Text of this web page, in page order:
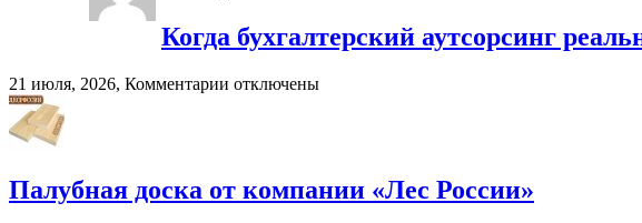
Когда бухгалтерский аутсорсинг
21 июля, 2026, Комментарии к
реально
экономит
отключены
Палубная доска от компании «Лес России»